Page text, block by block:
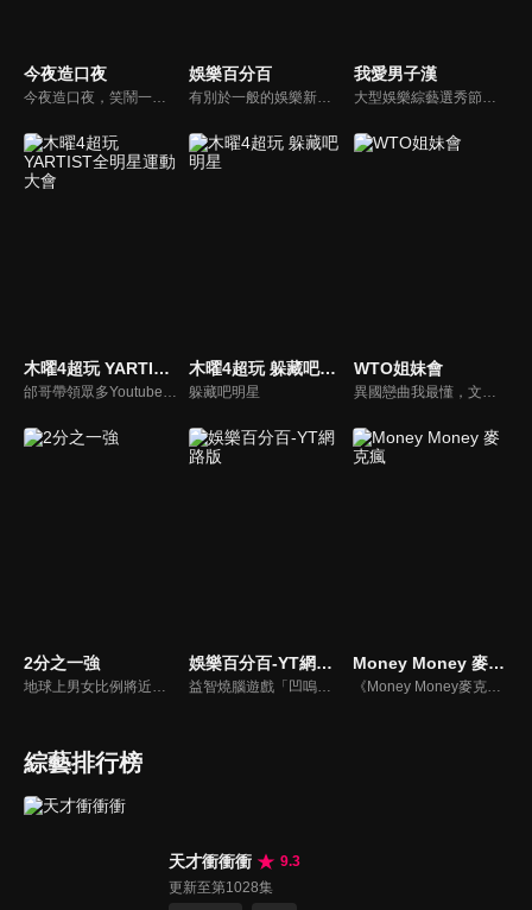
今夜造口夜
今夜造口夜，笑鬧一整夜。以網路自製嘲諷節目走紅、在網路擁有廣大支持群眾和影響力的主播「視網膜」，藉此一揉合綜藝與喜劇之談話性節目，帶觀眾以輕鬆之方式，瞭解時下最熱門、最能引起共鳴的社會議題、現象和人物。 多元的切入角度、最輕鬆易懂的議題剖析、言論尺度不設限！
娛樂百分百
有別於一般的娛樂新聞播報，透過遊戲、粉絲互動認識大明星們的真性情，歌唱單元讓你享受歌手們天籟般的歌聲，各式專題報導是為最佳懶人包，掌握最新娛樂動態，求新求變的節目單元刺激你的感官、滿足你的視覺，帶給你滿滿的歡笑，洗去整日的疲憊！
我愛男子漢
大型娛樂綜藝選秀節目《我愛男子漢》強勢登場！打造全新華語男子團體！各個參賽者無不卯足全力，使出看家本領只為登上夢想殿堂！為了擄獲評審芳心，哪些參賽者會使出意想不到的絕招呢？獨家精彩內容搶先看，想知道有什麼大來賓大駕光臨？想知道有那些爆笑互動內容？
木曜4超玩 YARTIST全明星運動大會
邰哥帶領眾多Youtuber舉辦運動會，全部人都動起來！木曜4超玩傾盡全力全新大型力作，集結YARTIST一同揮灑汗水爭取榮譽！
木曜4超玩 躲藏吧明星
躲藏吧明星
WTO姐妹會
異國戀曲我最懂，文化衝擊大不同！到底新住民怎麼看台灣？讓我們與主持人和來自世界各地的外國朋友，一起聊聊不同國家文化差異、衝擊、風俗、語言學習經驗、婚姻生活等。
2分之一強
地球上男女比例將近一比一，也就是有二分之一的女人。我們認為新世代的女人不論在能力、經濟、教育、工作上都不輸男人，這些獨立自主的女人早已撐起半邊天，她們有自己的價值觀和感情觀，我們稱她們是『二分之一強』。
娛樂百分百-YT網路版
益智燒腦遊戲「凹嗚狼人殺」激發你的邏輯推理能力，偶像巨星雲集，全球娛樂資訊，一手掌握不脫節！2025全新升級改版，盡在《娛樂百分百-YT網路版》！
Money Money 麥克瘋
《Money Money麥克瘋》節目強調不比音準、不比音色，也不比外型、外貌、氣質、長相等如何，只強調只要歌詞記得牢，就可以參加比賽。
綜藝排行榜
天才衝衝衝
9.3
更新至第1028集